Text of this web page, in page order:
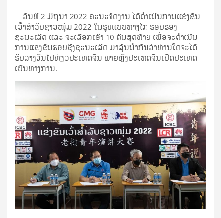
ວັນທີ 2 ມິຖຸນາ 2022 ຄະນະຈັດງານ ໄດ້ດໍາເນີນການແຂ່ງຂັນ
ເວົ້າສໍາລັບຊາວໜຸ່ມ 2022 ໃນຮູບແບບທາງໄກ ຮອບຮອງ
ຊະນະເລີດ ແລະ ຈະເລືອກເອົາ 10 ຄົນສຸດທ້າຍ ເພື່ອຈະດໍາເນີນ
ການແຂ່ງຂັນຮອບຊີງຊະນະເລີດ ມາລຸ້ນນໍາກັນວ່າທ່ານໃດຈະໄດ້
ຮັບລາງວັນໄປທ່ຽວປະເທດຈີນ ພາຍຫຼັງປະເທດຈີນເປີດປະເທດ
ເປັນທາງການ.